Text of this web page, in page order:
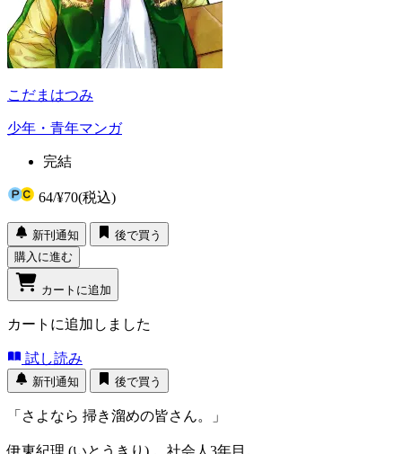
こだまはつみ
少年・青年マンガ
完結
64/¥70(税込)
新刊通知
後で買う
購入に進む
カートに追加
カートに追加しました
試し読み
新刊通知 後で買う
「さよなら 掃き溜めの皆さん。」
伊東紀理 (いとうきり) 。社会人3年目。